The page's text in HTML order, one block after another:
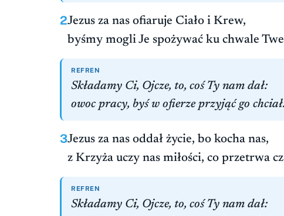
2Jezus za nas ofiaruje Ciało i Krew,
byśmy mogli Je spożywać ku chwale
REFREN
Składamy Ci, Ojcze, to, coś Ty nam dał:
owoc pracy, byś w ofierze przyjąć go chciał.
3Jezus za nas oddał życie, bo kocha nas,
z Krzyża uczy nas miłości, co przetrwa
REFREN
Składamy Ci, Ojcze, to, coś Ty nam dał: